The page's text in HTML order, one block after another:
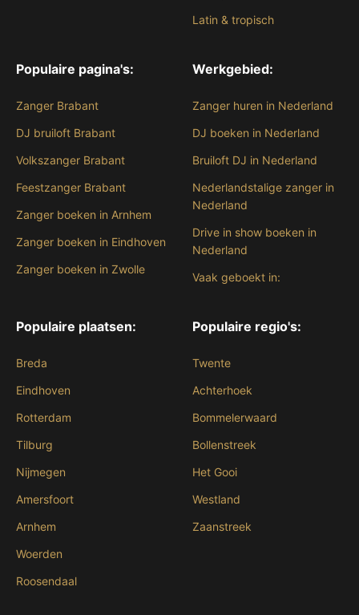
Latin & tropisch
Populaire pagina's:
Zanger Brabant
DJ bruiloft Brabant
Volkszanger Brabant
Feestzanger Brabant
Zanger boeken in Arnhem
Zanger boeken in Eindhoven
Zanger boeken in Zwolle
Werkgebied:
Zanger huren in Nederland
DJ boeken in Nederland
Bruiloft DJ in Nederland
Nederlandstalige zanger in
Nederland
Drive in show boeken in
Nederland
Vaak geboekt in:
Populaire plaatsen:
Breda
Eindhoven
Rotterdam
Tilburg
Nijmegen
Amersfoort
Arnhem
Woerden
Roosendaal
Populaire regio's:
Twente
Achterhoek
Bommelerwaard
Bollenstreek
Het Gooi
Westland
Zaanstreek